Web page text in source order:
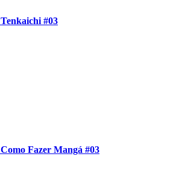
Tenkaichi #03
Como Fazer Mangá #03